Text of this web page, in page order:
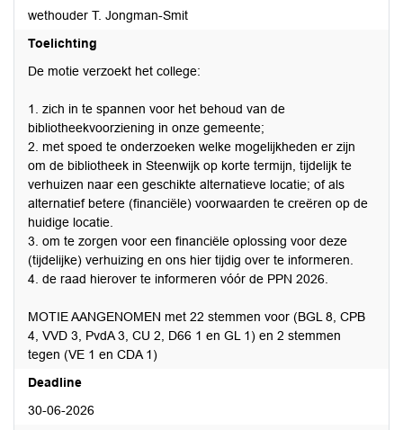
wethouder T. Jongman-Smit
Toelichting
De motie verzoekt het college:
1. zich in te spannen voor het behoud van de
bibliotheekvoorziening in onze gemeente;
2. met spoed te onderzoeken welke mogelijkheden er zijn
om de bibliotheek in Steenwijk op korte termijn, tijdelijk te
verhuizen naar een geschikte alternatieve locatie; of als
alternatief betere (financiële) voorwaarden te creëren op de
huidige locatie.
3. om te zorgen voor een financiële oplossing voor deze
(tijdelijke) verhuizing en ons hier tijdig over te informeren.
4. de raad hierover te informeren vóór de PPN 2026.
MOTIE AANGENOMEN met 22 stemmen voor (BGL 8, CPB
4, VVD 3, PvdA 3, CU 2, D66 1 en GL 1) en 2 stemmen
tegen (VE 1 en CDA 1)
Deadline
30-06-2026